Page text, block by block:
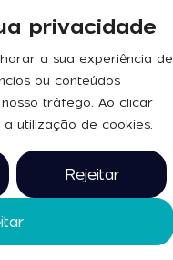
privacidade
a sua experiência de
ou conteúdos
tráfego. Ao clicar
utilização de cookies.
Rejeitar